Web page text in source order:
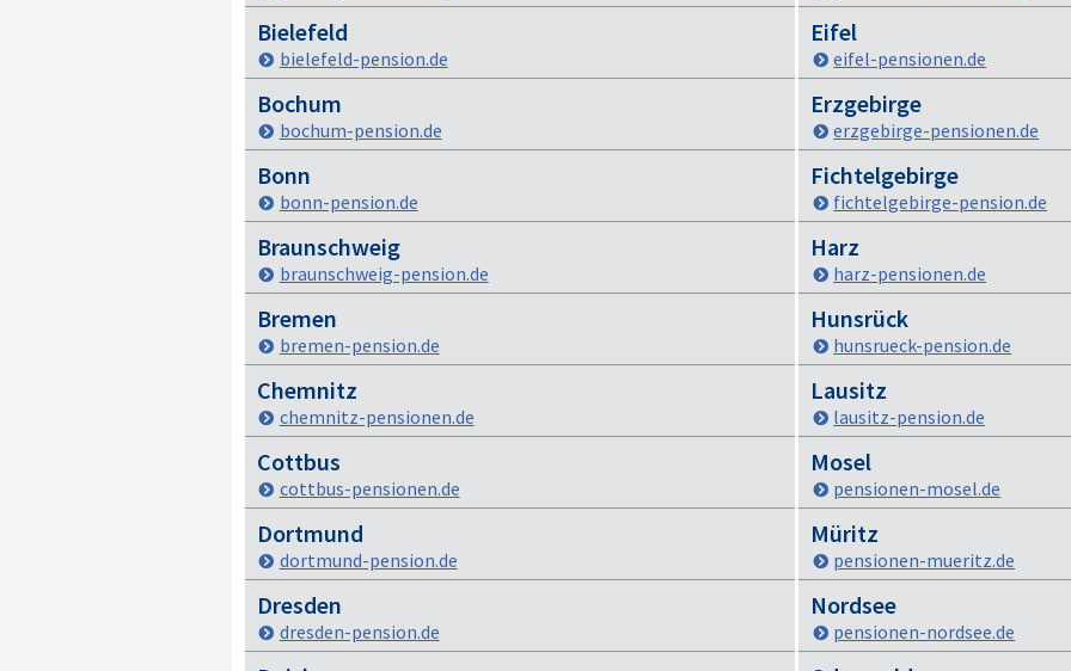
Bielefeld
bielefeld-pension.de
Bochum
bochum-pension.de
Bonn
bonn-pension.de
Braunschweig
braunschweig-pension.de
Bremen
bremen-pension.de
Chemnitz
chemnitz-pensionen.de
Cottbus
cottbus-pensionen.de
Dortmund
dortmund-pension.de
Dresden
dresden-pension.de
Eifel
eifel-pensionen.de
Erzgebirge
erzgebirge-pensionen.de
Fichtelgebirge
fichtelgebirge-pension.de
Harz
harz-pensionen.de
Hunsrück
hunsrueck-pension.de
Lausitz
lausitz-pension.de
Mosel
pensionen-mosel.de
Müritz
pensionen-mueritz.de
Nordsee
pensionen-nordsee.de